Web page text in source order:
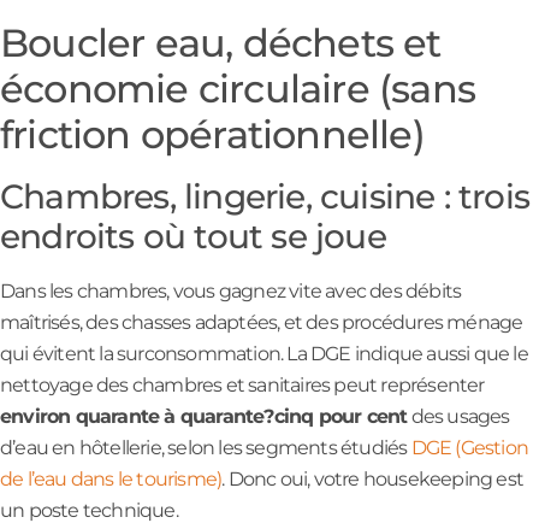
Boucler eau, déchets et
économie circulaire (sans
friction opérationnelle)
Chambres, lingerie, cuisine : trois
endroits où tout se joue
Dans les chambres, vous gagnez vite avec des débits
maîtrisés, des chasses adaptées, et des procédures ménage
qui évitent la surconsommation. La DGE indique aussi que le
nettoyage des chambres et sanitaires peut représenter
environ quarante à quarante?cinq pour centdes usages
d’eau en hôtellerie, selon les segments étudiés DGE (Gestion
de l’eau dans le tourisme). Donc oui, votre housekeeping est
un poste technique.